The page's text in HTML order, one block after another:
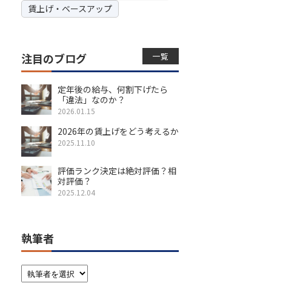
賃上げ・ベースアップ
一覧
注目のブログ
定年後の給与、何割下げたら
「違法」なのか？
2026.01.15
2026年の賃上げをどう考えるか
2025.11.10
評価ランク決定は絶対評価？相
対評価？
2025.12.04
執筆者